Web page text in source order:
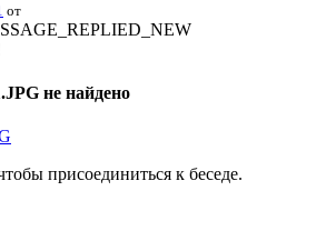
от
не найдено
присоединиться к беседе.